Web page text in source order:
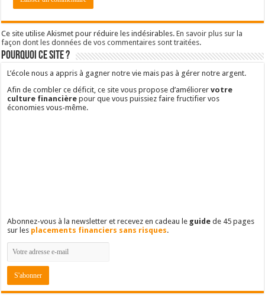
Ce site utilise Akismet pour réduire les indésirables.En savoir plus sur la
façon dont les données de vos commentaires sont traitées.
Pourquoi ce site ?
L’école nous a appris à gagner notre vie mais pas à gérer notre argent.
Afin de combler ce déficit, ce site vous propose d’améliorervotre
culture financière pour que vous puissiez faire fructifier vos
économies vous-même.
Abonnez-vous à la newsletter et recevez en cadeau le guide de 45 pages
sur les placements financiers sans risques.